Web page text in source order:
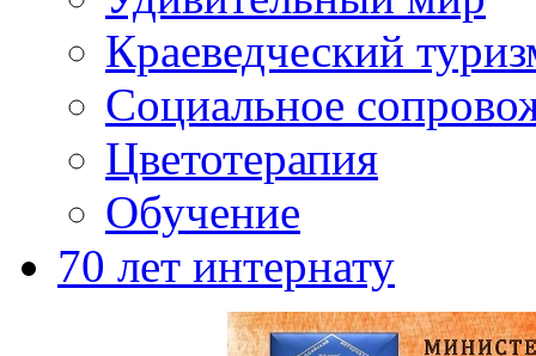
Краеведческий
Социальное
Цветотерапия
Обучение
70 лет интернату